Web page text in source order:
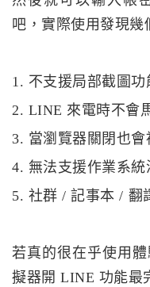
吧，實際使用發現幾
1. 不支援局部截圖功
2. LINE 來電時不會
3. 當瀏覽器關閉也
4. 無法支援作業系統
5. 社群 / 記事本 / 翻
若真的很在乎使用
擬器開 LINE 功能最